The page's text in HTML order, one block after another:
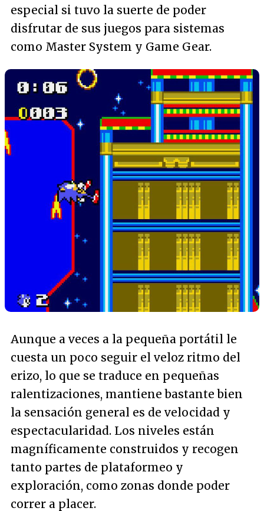
especial si tuvo la suerte de poder
disfrutar de sus juegos para sistemas
como Master System y Game Gear.
Aunque a veces a la pequeña portátil le
cuesta un poco seguir el veloz ritmo del
erizo, lo que se traduce en pequeñas
ralentizaciones, mantiene bastante bien
la sensación general es de velocidad y
espectacularidad. Los niveles están
magníficamente construidos y recogen
tanto partes de plataformeo y
exploración, como zonas donde poder
correr a placer.